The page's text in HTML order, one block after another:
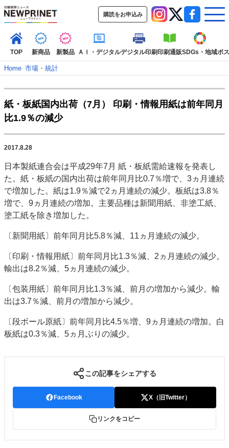
購読をお申込み
TOP 新商品 新製品 ＡＩ・デジタルデジタル印刷印刷通販SDGs・地域ポ
TOP
新着記事
インタビュー
SDGs・地域
ポストプレス ビジネス イベント 信用情報
業界
市場・統計
人事・移転・異動・訃報
特集記事カテゴリー一覧
特集・デジタル印刷 アイデアで勝負！ ～多様なビジネス・多彩な商材～
JAPAN PACK 2023 特集
中古印刷機・製本機特集
2022 検査・校正特集
特集・デジタル印刷 ～ 新成長軌道を描く
案内
発刊案内
JFPI印刷用語集 印刷機材年鑑
運営
Home–市場・統計
紙・板紙国内出荷（7月） 印刷・情報用紙は前年同月
比1.9％の減少
2017.8.28
日本製紙連合会は平成29年7月 紙・板紙需給速報を発表し
た。紙・板紙の国内出荷は前年同月比0.7％増で、3ヵ月連続
で増加した。紙は1.9％減で2ヵ月連続の減少。板紙は3.8％
増で、9ヵ月連続の増加。主要品種は新聞用紙、非塗工紙、
塗工紙を除き増加した。
〔新聞用紙〕前年同月比5.8％減、11ヵ月連続の減少。
〔印刷・情報用紙〕前年同月比1.3％減、2ヵ月連続の減少。
輸出は8.2％減、5ヵ月連続の減少。
〔包装用紙〕前年同月比1.3％減、前月の増加から減少。輸
出は3.7％減、前月の増加から減少。
〔段ボール原紙〕前年同月比4.5％増、9ヵ月連続の増加。白
板紙は0.3％減、5ヵ月ぶりの減少。
この記事をシェアする
Facebook X（旧Twitter）
リンクをコピー